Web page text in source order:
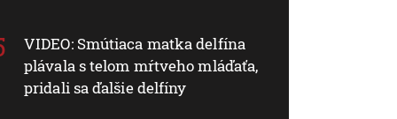
VIDEO: Smútiaca matka delfína
plávala s telom mŕtveho mláďaťa,
pridali sa ďalšie delfíny